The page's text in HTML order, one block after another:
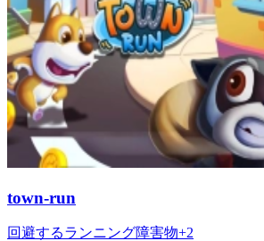
town-run
回避するランニング障害物+2